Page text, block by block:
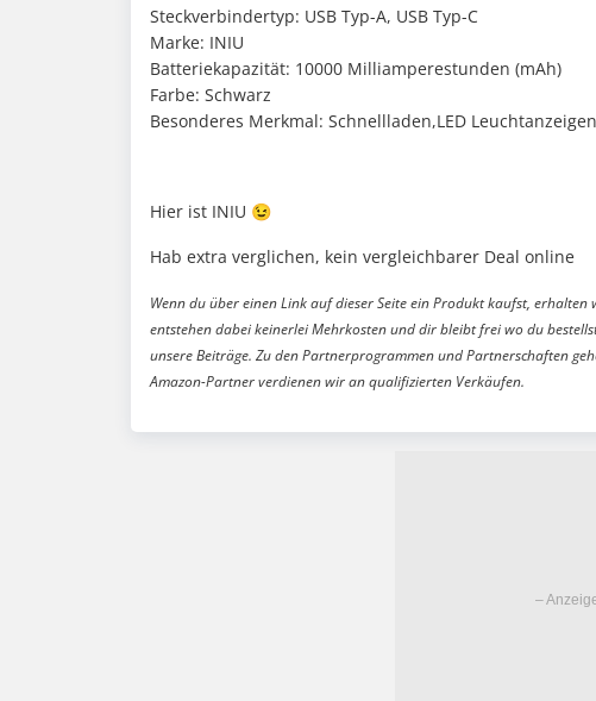
Steckverbindertyp: USB Typ-A, USB Typ-C
Marke: INIU
Batteriekapazität: 10000 Milliamperestunden (mAh)
Farbe: Schwarz
Besonderes Merkmal: Schnellladen,LED Leuchtanzeigen
Hier ist INIU 😉
Hab extra verglichen, kein vergleichbarer Deal online
Wenn du über einen Link auf dieser Seite ein Produkt kaufst,
entstehen dabei keinerlei Mehrkosten und dir bleibt frei wo du
unsere Beiträge. Zu den Partnerprogrammen und Partnerschaften
Amazon-Partner verdienen wir an qualifizierten Verkäufen.